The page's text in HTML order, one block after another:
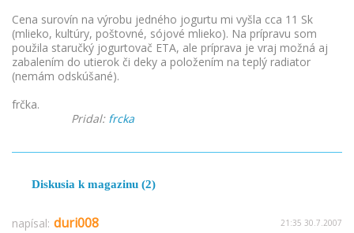
Cena surovín na výrobu jedného jogurtu mi vyšla cca 11 Sk
(mlieko, kultúry, poštovné, sójové mlieko). Na prípravu som
použila staručký jogurtovač ETA, ale príprava je vraj možná aj
zabalením do utierok či deky a položením na teplý radiator
(nemám odskúšané).
frčka.
Pridal: frcka
Diskusia k magazinu (2)
napísal: duri008 21:35 30.7.2007